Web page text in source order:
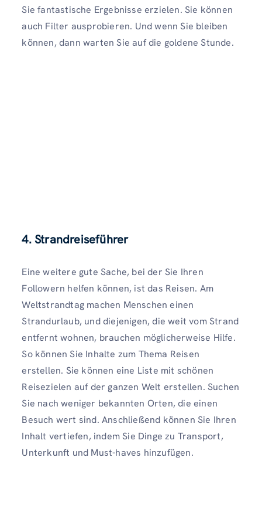
Sie fantastische Ergebnisse erzielen. Sie können
auch Filter ausprobieren. Und wenn Sie bleiben
können, dann warten Sie auf die goldene Stunde.
4. Strandreiseführer
Eine weitere gute Sache, bei der Sie Ihren
Followern helfen können, ist das Reisen. Am
Weltstrandtag machen Menschen einen
Strandurlaub, und diejenigen, die weit vom Strand
entfernt wohnen, brauchen möglicherweise Hilfe.
So können Sie Inhalte zum Thema Reisen
erstellen. Sie können eine Liste mit schönen
Reisezielen auf der ganzen Welt erstellen. Suchen
Sie nach weniger bekannten Orten, die einen
Besuch wert sind. Anschließend können Sie Ihren
Inhalt vertiefen, indem Sie Dinge zu Transport,
Unterkunft und Must-haves hinzufügen.